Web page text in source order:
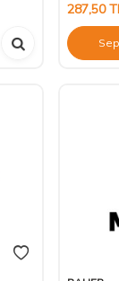
287,50